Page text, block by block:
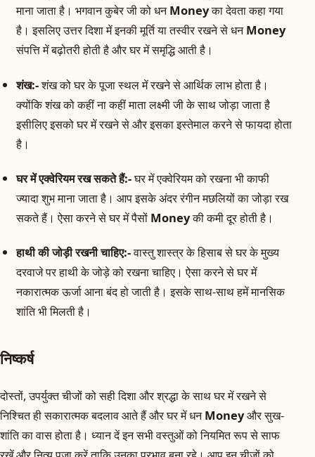
माना जाता है। भगवान कुबेर जी को धनMoneyका देवता कहा गया
है। इसलिए उत्तर दिशा में इनकी मूर्ति या तस्वीर रखने से धनMoney
संपत्ति में बढ़ोतरी होती है और घर में समृद्धि आती है।
शंख:-शंख को घर के पूजा स्थल में रखने से आर्थिक लाभ होता है।
क्योंकि शंख को कहीं ना कहीं माता लक्ष्मी जी के साथ जोड़ा जाता है
इसीलिए इसको घर में रखने से और इसका इस्तेमाल करने से फायदा होता
है।
घर में एक्वेरियम रख सकते हैं:-घर में एक्वेरियम को रखना भी काफी
ज्यादा शुभ माना जाता है। आप इसके अंदर रंगीन मछलियों का जोड़ा रख
सकते हैं। ऐसा करने से घर में पैसों Moneyकी कमी दूर होती है।
हाथी की जोड़ी रखनी चाहिए:-वास्तु शास्त्र के हिसाब से घर के मुख्य
दरवाजे पर हाथी के जोड़े को रखना चाहिए। ऐसा करने से घर में
नकारात्मक ऊर्जा आना बंद हो जाती है। इसके साथ-साथ हमें मानसिक
शांति भी मिलती है।
निष्कर्ष
दोस्तों, उपर्युक्त चीजों को सही दिशा और श्रद्धा के साथ घर में रखने से
निश्चित ही सकारात्मक बदलाव आते हैं और घर में धनMoneyऔर सुख-
शांति का वास होता है। ध्यान दें इन सभी वस्तुओं को नियमित रूप से साफ